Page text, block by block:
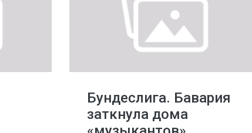
Бундеслига. Бавария
заткнула дома